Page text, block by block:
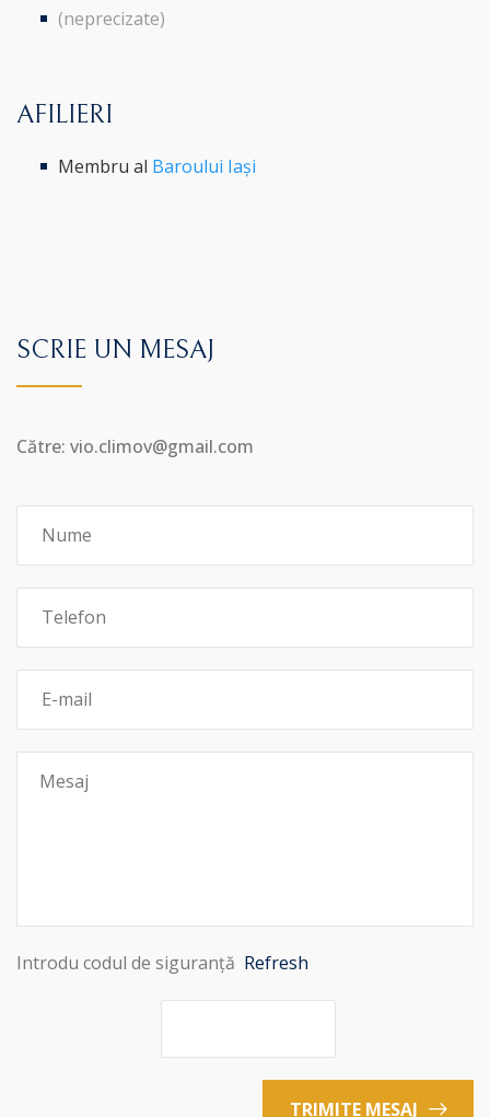
(neprecizate)
AFILIERI
Membru al Baroului Iași
SCRIE UN MESAJ
Către: vio.climov@gmail.com
Introdu codul de siguranță Refresh
TRIMITE MESAJ